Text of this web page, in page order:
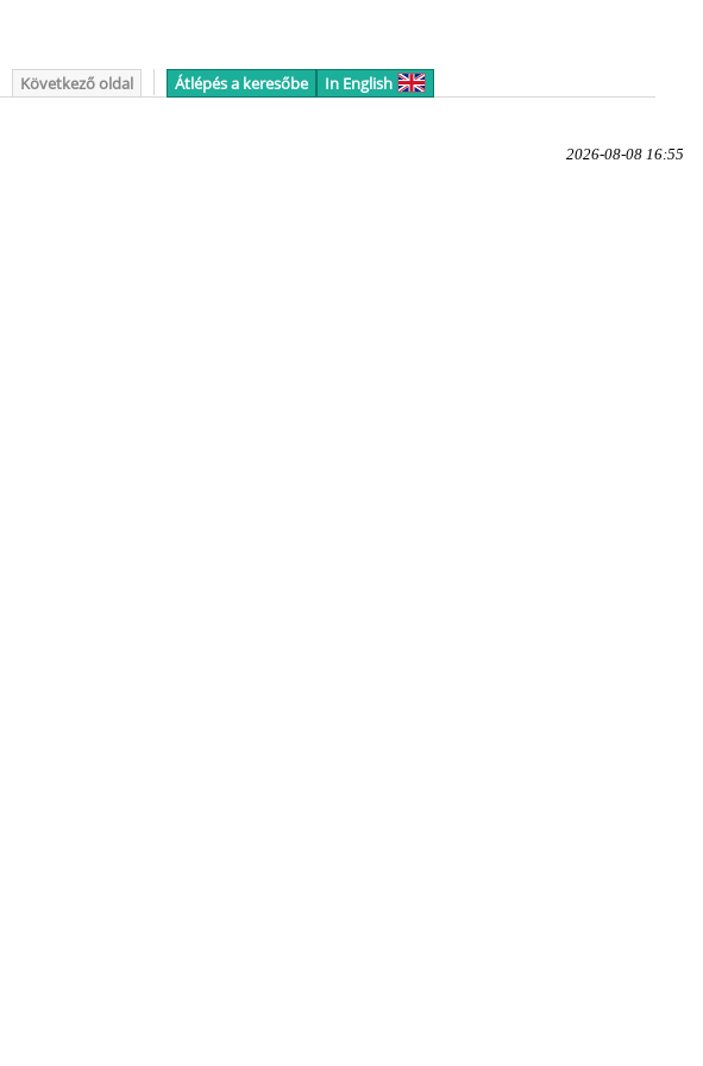
Következő oldal Átlépés a keresőbe In English
2026-08-08 16:55